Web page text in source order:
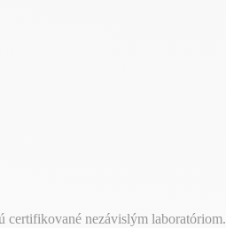
certifikované nezávislým laboratóriom.